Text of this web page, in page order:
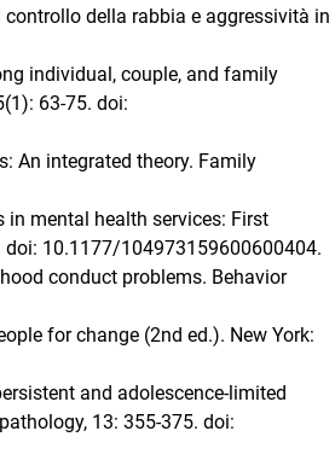
della rabbia e aggressività in
individual, couple, and family
63-75. doi:
An integrated theory. Family
in mental health services: First
doi: 10.1177/104973159600600404.
conduct problems. Behavior
for change (2nd ed.). New York:
and adolescence-limited
13: 355-375. doi: